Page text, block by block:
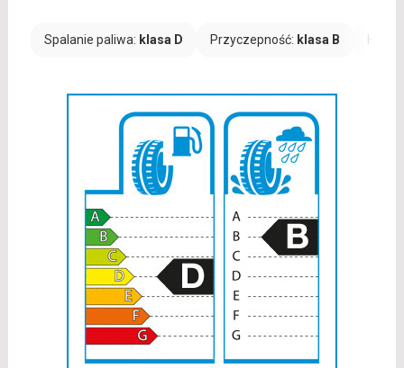
Spalanie paliwa: klasa D Przyczepność: klasa B